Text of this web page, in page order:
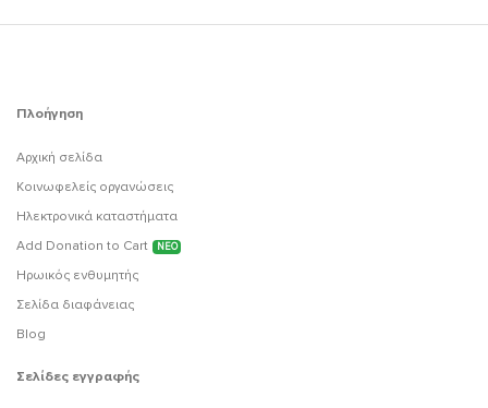
Πλοήγηση
Αρχική σελίδα
Κοινωφελείς οργανώσεις
Ηλεκτρονικά καταστήματα
Add Donation to Cart
ΝΕΟ
Ηρωικός ενθυμητής
Σελίδα διαφάνειας
Blog
Σελίδες εγγραφής